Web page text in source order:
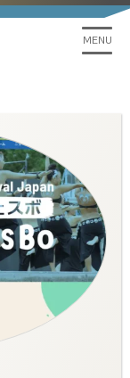
MENU